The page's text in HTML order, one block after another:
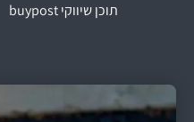
תוכן שיווקי buypost